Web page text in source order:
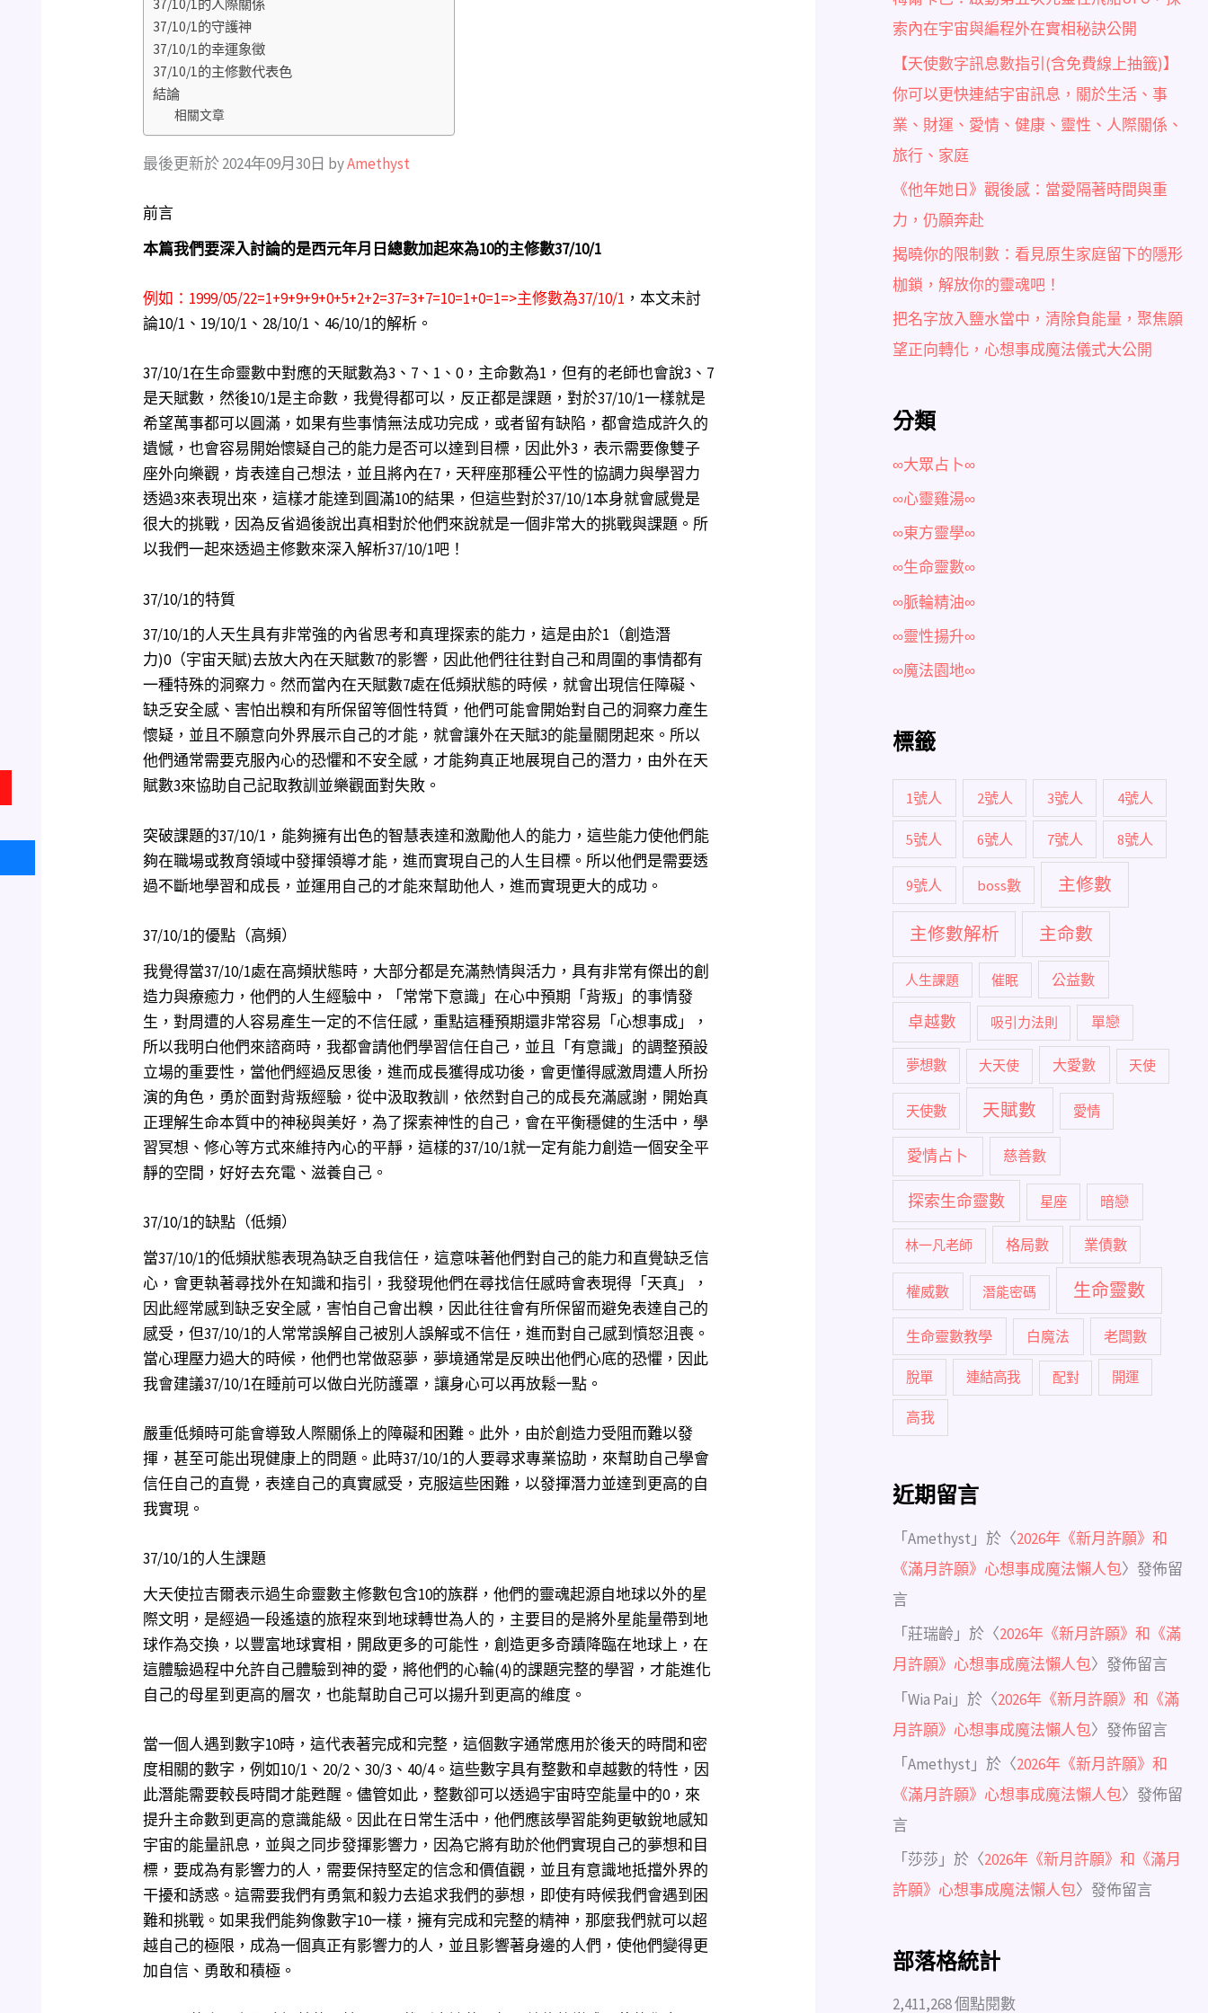
37/10/1的人際關係
37/10/1的守護神
37/10/1的幸運象徵
37/10/1的主修數代表色
結論
相關文章
最後更新於 2024年09月30日 byAmethyst
前言
本篇我們要深入討論的是西元年月日總數加起來為10的主修數37/10/1
例如：1999/05/22=1+9+9+9+0+5+2+2=37=3+7=10=1+0=1=>主修數為37/10/1 ，本文未討
論10/1、19/10/1、28/10/1、46/10/1的解析。
37/10/1在生命靈數中對應的天賦數為3、7、1、0，主命數為1，但有的老師也會說3、7
是天賦數，然後10/1是主命數，我覺得都可以，反正都是課題，對於37/10/1一樣就是
希望萬事都可以圓滿，如果有些事情無法成功完成，或者留有缺陷，都會造成許久的
遺憾，也會容易開始懷疑自己的能力是否可以達到目標，因此外3，表示需要像雙子
座外向樂觀，肯表達自己想法，並且將內在7，天秤座那種公平性的協調力與學習力
透過3來表現出來，這樣才能達到圓滿10的結果，但這些對於37/10/1本身就會感覺是
很大的挑戰，因為反省過後說出真相對於他們來說就是一個非常大的挑戰與課題。所
以我們一起來透過主修數來深入解析37/10/1吧！
37/10/1的特質
37/10/1的人天生具有非常強的內省思考和真理探索的能力，這是由於1（創造潛
力)0（宇宙天賦)去放大內在天賦數7的影響，因此他們往往對自己和周圍的事情都有
一種特殊的洞察力。然而當內在天賦數7處在低頻狀態的時候，就會出現信任障礙、
缺乏安全感、害怕出糗和有所保留等個性特質，他們可能會開始對自己的洞察力產生
懷疑，並且不願意向外界展示自己的才能，就會讓外在天賦3的能量關閉起來。所以
他們通常需要克服內心的恐懼和不安全感，才能夠真正地展現自己的潛力，由外在天
賦數3來協助自己記取教訓並樂觀面對失敗。
突破課題的37/10/1，能夠擁有出色的智慧表達和激勵他人的能力，這些能力使他們能
夠在職場或教育領域中發揮領導才能，進而實現自己的人生目標。所以他們是需要透
過不斷地學習和成長，並運用自己的才能來幫助他人，進而實現更大的成功。
37/10/1的優點（高頻）
我覺得當37/10/1處在高頻狀態時，大部分都是充滿熱情與活力，具有非常有傑出的創
造力與療癒力，他們的人生經驗中，「常常下意識」在心中預期「背叛」的事情發
生，對周遭的人容易產生一定的不信任感，重點這種預期還非常容易「心想事成」，
所以我明白他們來諮商時，我都會請他們學習信任自己，並且「有意識」的調整預設
立場的重要性，當他們經過反思後，進而成長獲得成功後，會更懂得感激周遭人所扮
演的角色，勇於面對背叛經驗，從中汲取教訓，依然對自己的成長充滿感謝，開始真
正理解生命本質中的神秘與美好，為了探索神性的自己，會在平衡穩健的生活中，學
習冥想、修心等方式來維持內心的平靜，這樣的37/10/1就一定有能力創造一個安全平
靜的空間，好好去充電、滋養自己。
37/10/1的缺點（低頻）
當37/10/1的低頻狀態表現為缺乏自我信任，這意味著他們對自己的能力和直覺缺乏信
心，會更執著尋找外在知識和指引，我發現他們在尋找信任感時會表現得「天真」，
因此經常感到缺乏安全感，害怕自己會出糗，因此往往會有所保留而避免表達自己的
感受，但37/10/1的人常常誤解自己被別人誤解或不信任，進而對自己感到憤怒沮喪。
當心理壓力過大的時候，他們也常做惡夢，夢境通常是反映出他們心底的恐懼，因此
我會建議37/10/1在睡前可以做白光防護罩，讓身心可以再放鬆一點。
嚴重低頻時可能會導致人際關係上的障礙和困難。此外，由於創造力受阻而難以發
揮，甚至可能出現健康上的問題。此時37/10/1的人要尋求專業協助，來幫助自己學會
信任自己的直覺，表達自己的真實感受，克服這些困難，以發揮潛力並達到更高的自
我實現。
37/10/1的人生課題
大天使拉吉爾表示過生命靈數主修數包含10的族群，他們的靈魂起源自地球以外的星
際文明，是經過一段遙遠的旅程來到地球轉世為人的，主要目的是將外星能量帶到地
球作為交換，以豐富地球實相，開啟更多的可能性，創造更多奇蹟降臨在地球上，在
這體驗過程中允許自己體驗到神的愛，將他們的心輪(4)的課題完整的學習，才能進化
自己的母星到更高的層次，也能幫助自己可以揚升到更高的維度。
當一個人遇到數字10時，這代表著完成和完整，這個數字通常應用於後天的時間和密
度相關的數字，例如10/1、20/2、30/3、40/4。這些數字具有整數和卓越數的特性，因
此潛能需要較長時間才能甦醒。儘管如此，整數卻可以透過宇宙時空能量中的0，來
提升主命數到更高的意識能級。因此在日常生活中，他們應該學習能夠更敏銳地感知
宇宙的能量訊息，並與之同步發揮影響力，因為它將有助於他們實現自己的夢想和目
標，要成為有影響力的人，需要保持堅定的信念和價值觀，並且有意識地抵擋外界的
干擾和誘惑。這需要我們有勇氣和毅力去追求我們的夢想，即使有時候我們會遇到困
難和挑戰。如果我們能夠像數字10一樣，擁有完成和完整的精神，那麼我們就可以超
越自己的極限，成為一個真正有影響力的人，並且影響著身邊的人們，使他們變得更
加自信、勇敢和積極。
索內在宇宙與編程外在實相秘訣公開
【天使數字訊息數指引(含免費線上抽籤)】
你可以更快連結宇宙訊息，關於生活、事
業、財運、愛情、健康、靈性、人際關係、
旅行、家庭
《他年她日》觀後感：當愛隔著時間與重
力，仍願奔赴
揭曉你的限制數：看見原生家庭留下的隱形
枷鎖，解放你的靈魂吧！
把名字放入鹽水當中，清除負能量，聚焦願
望正向轉化，心想事成魔法儀式大公開
分類
∞大眾占卜∞
∞心靈雞湯∞
∞東方靈學∞
∞生命靈數∞
∞脈輪精油∞
∞靈性揚升∞
∞魔法園地∞
標籤
1號人 2號人 3號人 4號人
5號人 6號人 7號人 8號人
9號人 boss數 主修數
主修數解析 主命數
人生課題 催眠 公益數
卓越數 吸引力法則 單戀
夢想數 大天使 大愛數 天使
天使數 天賦數 愛情
愛情占卜 慈善數
探索生命靈數 星座 暗戀
林一凡老師 格局數 業債數
權威數 潛能密碼 生命靈數
生命靈數教學 白魔法 老闆數
脫單 連結高我 配對 開運
高我
近期留言
「Amethyst 」於〈2026年《新月許願》和
《滿月許願》心想事成魔法懶人包〉發佈留
言
「莊瑞齡 」於〈2026年《新月許願》和《滿
月許願》心想事成魔法懶人包〉發佈留言
「Wia Pai 」於〈2026年《新月許願》和《滿
月許願》心想事成魔法懶人包〉發佈留言
「Amethyst 」於〈2026年《新月許願》和
《滿月許願》心想事成魔法懶人包〉發佈留
言
「 莎莎 」於〈2026年《新月許願》和《滿月
許願》心想事成魔法懶人包〉發佈留言
部落格統計
2,411,268 個點閱數